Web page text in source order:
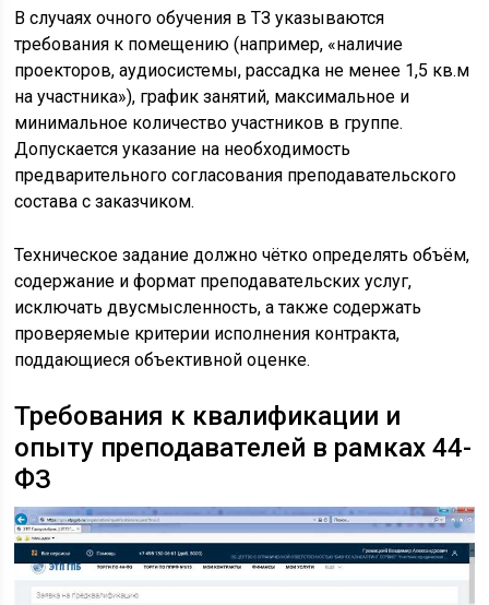
В случаях очного обучения в ТЗ указываются
требования к помещению (например, «наличие
проекторов, аудиосистемы, рассадка не менее 1,5 кв.м
на участника»), график занятий, максимальное и
минимальное количество участников в группе.
Допускается указание на необходимость
предварительного согласования преподавательского
состава с заказчиком.
Техническое задание должно чётко определять объём,
содержание и формат преподавательских услуг,
исключать двусмысленность, а также содержать
проверяемые критерии исполнения контракта,
поддающиеся объективной оценке.
Требования к квалификации и
опыту преподавателей в рамках 44-
ФЗ